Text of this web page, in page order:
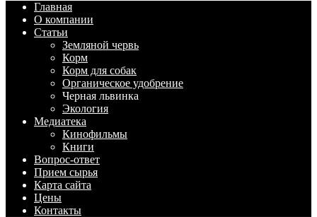
Главная
О компании
Статьи
Земляной червь
Корм
Корм для собак
Органическое удобрение
Черная львинка
Экология
Медиатека
Кинофильмы
Книги
Вопрос-ответ
Прием сырья
Карта сайта
Цены
Контакты